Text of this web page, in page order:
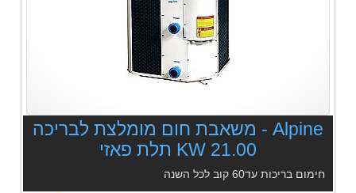
Alpine - משאבת חום מומלצת לבריכה
21.00 KW תלת פאזי
חימום בריכות עד60 קוב לכל השנה